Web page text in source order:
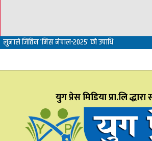
लुनाले जितिन ‘मिस नेपाल-२०२५’ को उपाधि
युग प्रेस मिडिया प्रा.लि द्धारा